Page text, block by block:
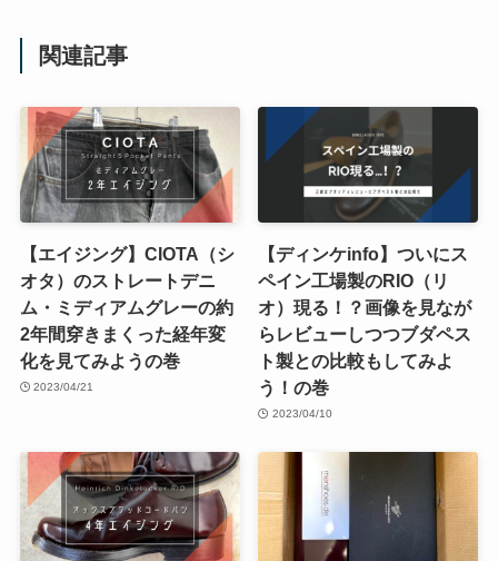
関連記事
【エイジング】CIOTA（シ
オタ）のストレートデニ
ム・ミディアムグレーの約
2年間穿きまくった経年変
化を見てみようの巻
2023/04/21
【ディンケinfo】ついにス
ペイン工場製のRIO（リ
オ）現る！？画像を見なが
らレビューしつつブダペス
ト製との比較もしてみよ
う！の巻
2023/04/10